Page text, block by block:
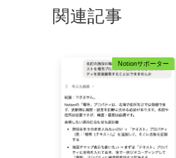
関連記事
Notionサポーター